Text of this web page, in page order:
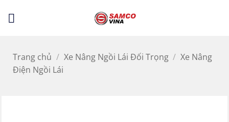
qua
Trang chủ / Xe Nâng Ngồi Lái Đối Trọng / Xe Nâng
Điện Ngồi Lái